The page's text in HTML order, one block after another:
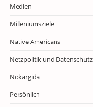
Medien
Milleniumsziele
Native Americans
Netzpolitik und Datenschutz
Nokargida
Persönlich